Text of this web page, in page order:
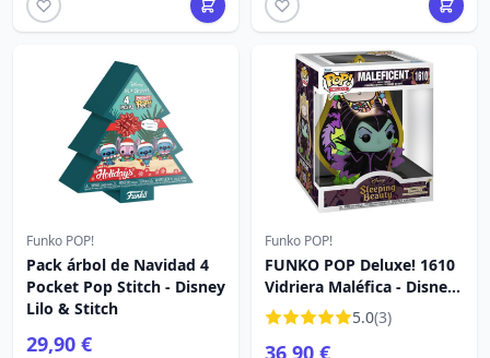
Funko POP!
Pack árbol de Navidad 4
Pocket Pop Stitch - Disney
Lilo & Stitch
29,90 €
Funko POP!
FUNKO POP Deluxe! 1610
Vidriera Maléfica - Disney
Villains
5.0(3)
36,90 €